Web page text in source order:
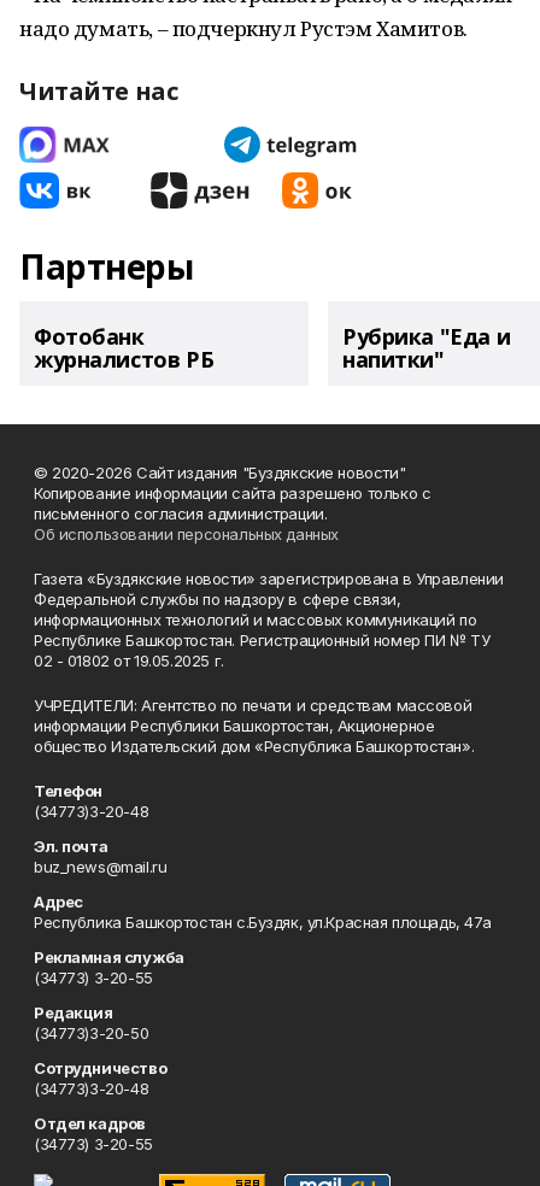
надо думать, – подчеркнул Рустэм Хамитов.
Читайте нас
Партнеры
Фотобанк
журналистов РБ
Рубрика "Еда и
напитки"
© 2020-2026 Сайт издания "Буздякские новости"
Копирование информации сайта разрешено только с
письменного согласия администрации.
Об использовании персональных данных
Газета «Буздякские новости» зарегистрирована в Управлении
Федеральной службы по надзору в сфере связи,
информационных технологий и массовых коммуникаций по
Республике Башкортостан. Регистрационный номер ПИ № ТУ
02 - 01802 от 19.05.2025 г.
УЧРЕДИТЕЛИ: Агентство по печати и средствам массовой
информации Республики Башкортостан, Акционерное
общество Издательский дом «Республика Башкортостан».
Телефон
(34773)3-20-48
Эл. почта
buz_news@mail.ru
Адрес
Республика Башкортостан с.Буздяк, ул.Красная площадь, 47а
Рекламная служба
(34773) 3-20-55
Редакция
(34773)3-20-50
Сотрудничество
(34773)3-20-48
Отдел кадров
(34773) 3-20-55